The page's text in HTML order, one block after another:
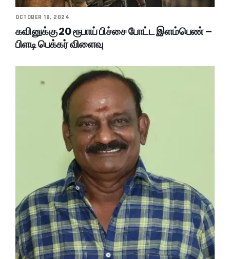
OCTOBER 18, 2024
கவினுக்கு 20 ரூபாய் பிச்சை போட்ட இளம்பெண் –
பிளடி பெக்கர் விளைவு